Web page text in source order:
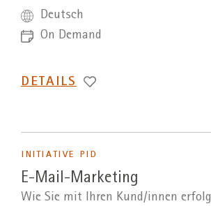
Deutsch
On Demand
DETAILS
INITIATIVE PID
E-Mail-Marketing
Wie Sie mit Ihren Kund/innen